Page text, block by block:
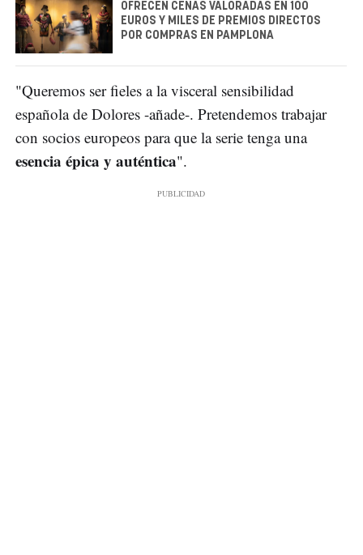
OFRECEN CENAS VALORADAS EN 100
EUROS Y MILES DE PREMIOS DIRECTOS
POR COMPRAS EN PAMPLONA
"Queremos ser fieles a la visceral sensibilidad
española de Dolores -añade-. Pretendemos trabajar
con socios europeos para que la serie tenga una
esencia épica y auténtica".